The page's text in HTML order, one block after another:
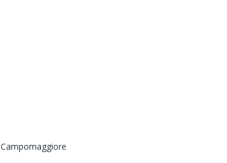
Campomaggiore